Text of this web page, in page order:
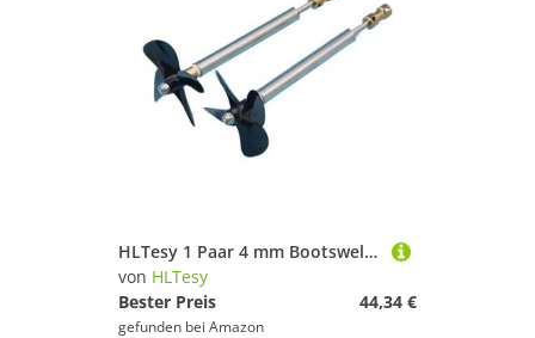
HLTesy 1 Paar 4 mm Bootswelle Antriebswelle mit Links und rechts 4-Blatt-Propeller + Messingkupplung for RC-Köder Fischerboot(L15cm-4x2.3mm)
von HLTesy
Bester Preis
44,34 €
gefunden bei Amazon